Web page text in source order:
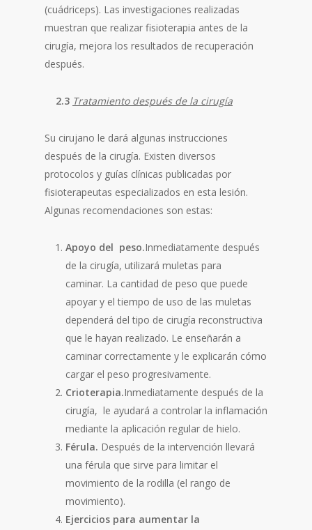
(cuádriceps). Las investigaciones realizadas
muestran que realizar fisioterapia antes de la
cirugía, mejora los resultados de recuperación
después.
2.3 Tratamiento después de la cirugía
Su cirujano le dará algunas instrucciones
después de la cirugía. Existen diversos
protocolos y guías clínicas publicadas por
fisioterapeutas especializados en esta lesión.
Algunas recomendaciones son estas:
Apoyo del peso.Inmediatamente después
de la cirugía, utilizará muletas para
caminar. La cantidad de peso que puede
apoyar y el tiempo de uso de las muletas
dependerá del tipo de cirugía reconstructiva
que le hayan realizado. Le enseñarán a
caminar correctamente y le explicarán cómo
cargar el peso progresivamente.
Crioterapia.Inmediatamente después de la
cirugía, le ayudará a controlar la inflamación
mediante la aplicación regular de hielo.
Férula. Después de la intervención llevará
una férula que sirve para limitar el
movimiento de la rodilla (el rango de
movimiento).
Ejercicios para aumentar la